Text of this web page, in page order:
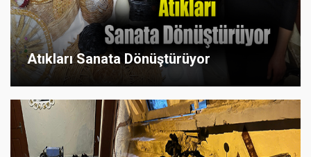
Atıkları Sanata Dönüştürüyor